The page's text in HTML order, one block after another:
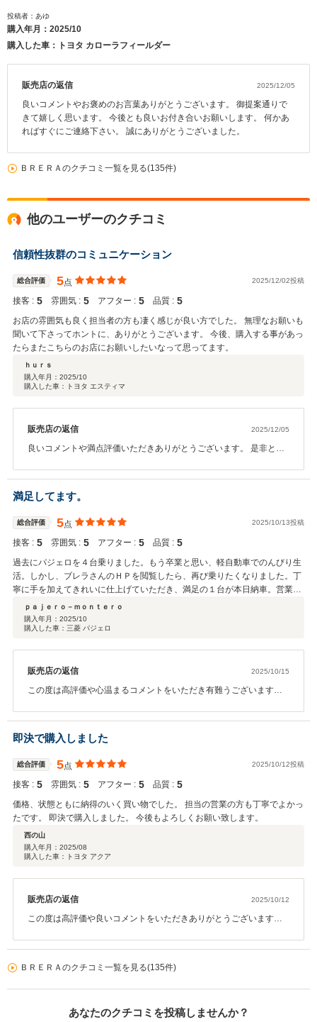
投稿者：あゆ
購入年月： 2025/10
購入した車：トヨタ カローラフィールダー
販売店の返信 2025/12/05
良いコメントやお褒めのお言葉ありがとうございます。 御提案通りで
きて嬉しく思います。 今後とも良いお付き合いお願いします。 何かあ
ればすぐにご連絡下さい。 誠にありがとうございました。
ＢＲＥＲＡのクチコミ一覧を見る(135件)
他のユーザーのクチコミ
信頼性抜群のコミュニケーション
総合評価 5点 2025/12/02投稿
接客 : 5 雰囲気 : 5 アフター : 5 品質 : 5
お店の雰囲気も良く担当者の方も凄く感じが良い方でした。 無理なお願いも
聞いて下さってホントに、ありがとうございます。 今後、購入する事があっ
たらまたこちらのお店にお願いしたいなって思ってます。
ｈｕｒｓ
購入年月： 2025/10
購入した車：トヨタ エスティマ
販売店の返信 2025/12/05
良いコメントや満点評価いただきありがとうございます。 是非とも
満足してます。
総合評価 5点 2025/10/13投稿
接客 : 5 雰囲気 : 5 アフター : 5 品質 : 5
過去にパジェロを４台乗りました。もう卒業と思い、軽自動車でのんびり生
活。しかし、ブレラさんのＨＰを閲覧したら、再び乗りたくなりました。丁
寧に手を加えてきれいに仕上げていただき、満足の１台が本日納車。営業の
宇田様はじめ、関係者の皆様本当にありがとうございました。これで、生活
が楽しくなります。
ｐａｊｅｒｏ－ｍｏｎｔｅｒｏ
購入年月： 2025/10
購入した車：三菱 パジェロ
販売店の返信 2025/10/15
この度は高評価や心温まるコメントをいただき有難うございます。
茶をいただいたり、駅までの送迎と大変申し訳御座いませんでし
た。 すごく助かりました。ありがとうございます。 これからも末永
くお付き合いの方もよろしくお願いいたします。 誠にありがとうご
ざいました。
即決で購入しました
総合評価 5点 2025/10/12投稿
接客 : 5 雰囲気 : 5 アフター : 5 品質 : 5
価格、状態ともに納得のいく買い物でした。 担当の営業の方も丁寧でよかっ
たです。 即決で購入しました。 今後もよろしくお願い致します。
西の山
購入年月： 2025/08
購入した車：トヨタ アクア
販売店の返信 2025/10/12
この度は高評価や良いコメントをいただきありがとうございます。
ＢＲＥＲＡのクチコミ一覧を見る(135件)
あなたのクチコミを投稿しませんか？